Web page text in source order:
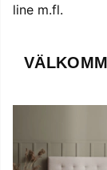
line m.fl.